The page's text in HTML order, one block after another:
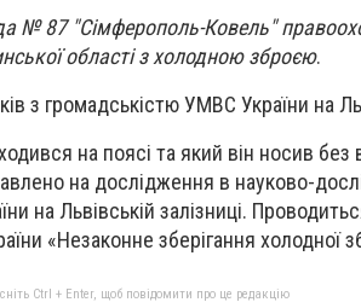
№ 87 "Сімферополь-Ковель"
області з холодною зброєю.
з громадськістю УМВС України на
на поясі та який він носив без
на дослідження в науково-
на Львівській залізниці.
«Незаконне зберігання холодної
Ctrl + Enter, щоб повідомити про це редакцію